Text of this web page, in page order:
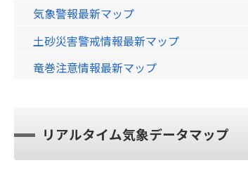
気象警報最新マップ
土砂災害警戒情報最新マップ
竜巻注意情報最新マップ
リアルタイム気象データマップ